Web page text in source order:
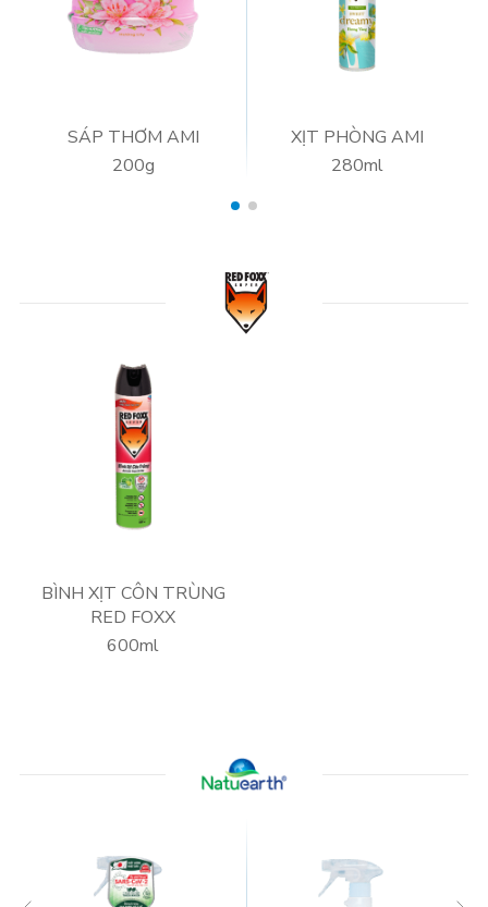
SÁP THƠM AMI
200g
XỊT PHÒNG AMI
280ml
BÌNH XỊT CÔN TRÙNG
RED FOXX
600ml